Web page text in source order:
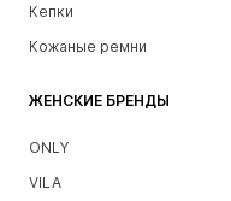
Кепки
Кожаные ремни
ЖЕНСКИЕ БРЕНДЫ
ONLY
VILA